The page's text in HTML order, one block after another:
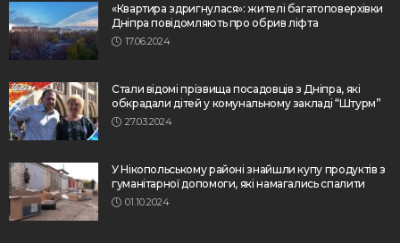
«Квартира здригнулася»: жителі багатоповерхівки
Дніпра повідомляють про обрив ліфта
17.06.2024
Стали відомі прізвища посадовців з Дніпра, які
обкрадали дітей у комунальному закладі “Штурм”
27.03.2024
У Нікопольському районі знайшли купу продуктів з
гуманітарної допомоги, які намагались спалити
01.10.2024